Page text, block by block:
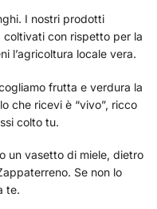
I nostri prodotti
coltivati con rispetto per la
l’agricoltura locale vera.
frutta e verdura la
che ricevi è “vivo”, ricco
colto tu.
un vasetto di miele, dietro
Se non lo
te.